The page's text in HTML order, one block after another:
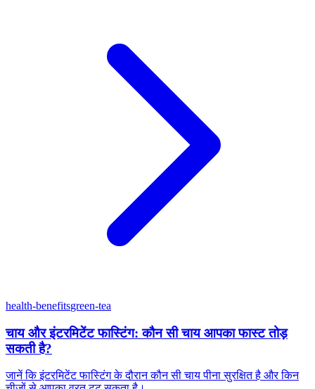
health-benefitsgreen-tea
चाय और इंटरमिटेंट फास्टिंग: कौन सी चाय आपका फास्ट तोड़
सकती है?
जानें कि इंटरमिटेंट फास्टिंग के दौरान कौन सी चाय पीना सुरक्षित है और किन